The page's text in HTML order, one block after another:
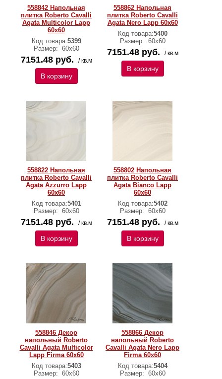
558842 Напольная
плитка Roberto Cavalli
Agata Multicolor Lapp
60x60
Код товара:5399
Размер: 60х60
7151.48 руб. / кв.м
В корзину
558862 Напольная
плитка Roberto Cavalli
Agata Nero Lapp 60x60
Код товара:5400
Размер: 60х60
7151.48 руб. / кв.м
В корзину
558822 Напольная
плитка Roberto Cavalli
Agata Azzurro Lapp
60x60
Код товара:5401
Размер: 60х60
7151.48 руб. / кв.м
В корзину
558802 Напольная
плитка Roberto Cavalli
Agata Bianco Lapp
60x60
Код товара:5402
Размер: 60х60
7151.48 руб. / кв.м
В корзину
558846 Декор
напольный Roberto
Cavalli Agata Multicolor
Lapp Firma 60x60
Код товара:5403
Размер: 60х60
558866 Декор
напольный Roberto
Cavalli Agata Nero Lapp
Firma 60x60
Код товара:5404
Размер: 60х60